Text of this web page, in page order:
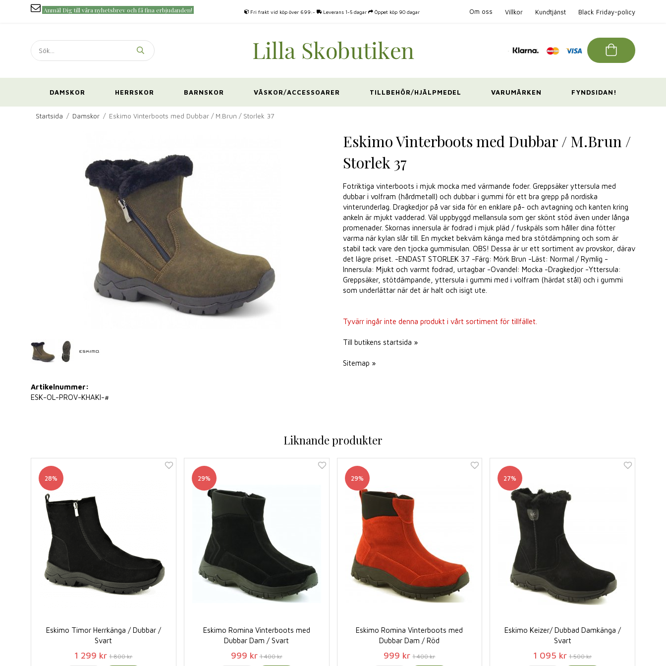
Anmäl Dig till våra nyhetsbrev och få fina erbjudanden! Fri frakt vid köp över 699:- Leverans 1-5 dagar Öppet köp 90 dagar Om oss Villkor Kundtjänst Black Friday-policy
DAMSKOR HERRSKOR BARNSKOR VÄSKOR/ACCESSOARER TILLBEHÖR/HJÄLPMEDEL VARUMÄRKEN FYNDSIDAN!
Startsida / Damskor / Eskimo Vinterboots med Dubbar / M.Brun / Storlek 37
Eskimo Vinterboots med Dubbar / M.Brun /
Storlek 37
Fotriktiga vinterboots i mjuk mocka med värmande foder. Greppsäker yttersula med
dubbar i volfram (hårdmetall) och dubbar i gummi för ett bra grepp på nordiska
vinterunderlag. Dragkedjor på var sida för en enklare på- och avtagning och kanten kring
ankeln är mjukt vadderad. Väl uppbyggd mellansula som ger skönt stöd även under långa
promenader. Skornas innersula är fodrad i mjuk pläd / fuskpäls som håller dina fötter
varma när kylan slår till. En mycket bekväm känga med bra stötdämpning och som är
stabil tack vare den tjocka gummisulan. OBS! Dessa är ur ett sortiment av provskor, därav
det lägre priset. -ENDAST STORLEK 37 -Färg: Mörk Brun -Läst: Normal / Rymlig -
Innersula: Mjukt och varmt fodrad, urtagbar -Ovandel: Mocka -Dragkedjor -Yttersula:
Greppsäker, stötdämpande, yttersula i gummi med i volfram (härdat stål) och i gummi
som underlättar när det är halt och isigt ute.
Tyvärr ingår inte denna produkt i vårt sortiment för tillfället.
Till butikens startsida »
Sitemap »
Artikelnummer:
ESK-OL-PROV-KHAKI-#
Liknande produkter
28%
Eskimo Timor Herrkänga / Dubbar /
Svart
1 299 kr 1 800 kr
29%
Eskimo Romina Vinterboots med
Dubbar Dam / Svart
999 kr 1 400 kr
29%
Eskimo Romina Vinterboots med
Dubbar Dam / Röd
999 kr 1 400 kr
27%
Eskimo Keizer/ Dubbad Damkänga /
Svart
1 095 kr 1 500 kr